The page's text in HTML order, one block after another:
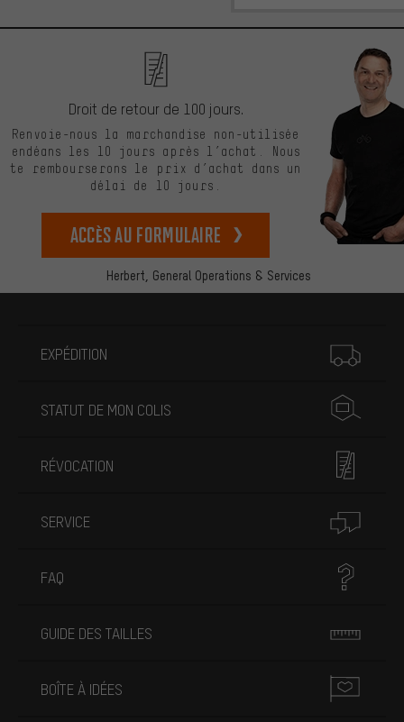
Herbert, General Operations & Services
Droit de retour de 100 jours.
Renvoie-nous la marchandise non-utilisée
endéans les 10 jours après l’achat. Nous
te rembourserons le prix d’achat dans un
délai de 10 jours.
Accès au formulaire
EXPÉDITION
STATUT DE MON COLIS
RÉVOCATION
SERVICE
FAQ
GUIDE DES TAILLES
BOÎTE À IDÉES